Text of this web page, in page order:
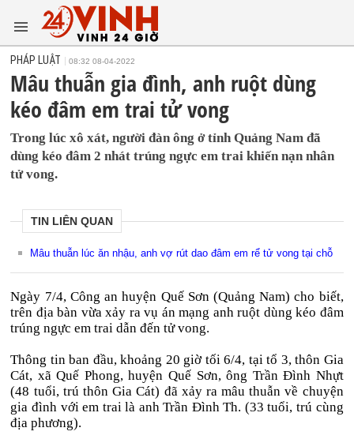
PHÁP LUẬT 08:32 08-04-2022
Mâu thuẫn gia đình, anh ruột dùng
kéo đâm em trai tử vong
Trong lúc xô xát, người đàn ông ở tỉnh Quảng Nam đã
dùng kéo đâm 2 nhát trúng ngực em trai khiến nạn nhân
tử vong.
TIN LIÊN QUAN
Mâu thuẫn lúc ăn nhậu, anh vợ rút dao đâm em rể tử vong tại chỗ
Ngày 7/4, Công an huyện Quế Sơn (Quảng Nam) cho biết,
trên địa bàn vừa xảy ra vụ án mạng anh ruột dùng kéo đâm
trúng ngực em trai dẫn đến tử vong.
Thông tin ban đầu, khoảng 20 giờ tối 6/4, tại tổ 3, thôn Gia
Cát, xã Quế Phong, huyện Quế Sơn, ông Trần Đình Nhựt
(48 tuổi, trú thôn Gia Cát) đã xảy ra mâu thuẫn về chuyện
gia đình với em trai là anh Trần Đình Th. (33 tuổi, trú cùng
địa phương).